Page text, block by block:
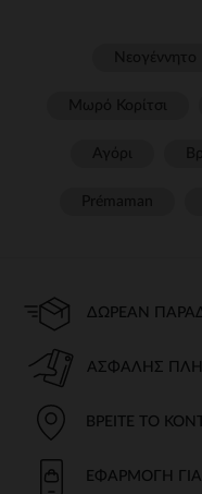
ΔΩΡΕΆΝ
ΑΣΦΑΛΉΣ
ΒΡΕΊΤΕ ΤΟ
ΕΦΑΡΜΟΓΉ